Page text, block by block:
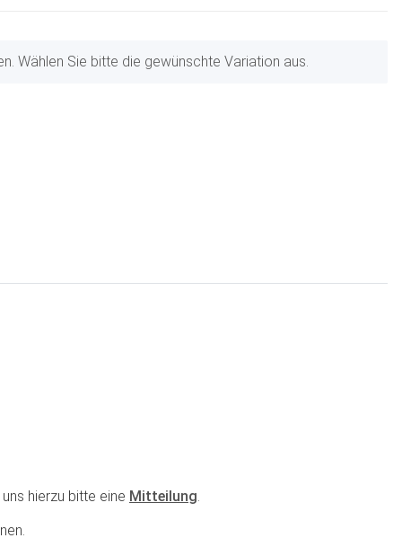
Wählen Sie bitte die gewünschte Variation aus.
hierzu bitte eine Mitteilung